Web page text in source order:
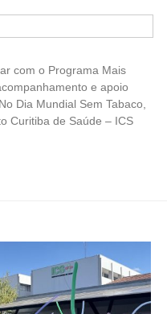
com o Programa Mais
e apoio
Dia Mundial Sem Tabaco,
Curitiba de Saúde – ICS